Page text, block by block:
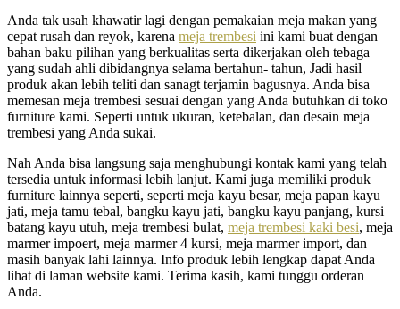
Anda tak usah khawatir lagi dengan pemakaian meja makan yang
cepat rusah dan reyok, karena meja trembesi ini kami buat dengan
bahan baku pilihan yang berkualitas serta dikerjakan oleh tebaga
yang sudah ahli dibidangnya selama bertahun- tahun, Jadi hasil
produk akan lebih teliti dan sanagt terjamin bagusnya. Anda bisa
memesan meja trembesi sesuai dengan yang Anda butuhkan di toko
furniture kami. Seperti untuk ukuran, ketebalan, dan desain meja
trembesi yang Anda sukai.
Nah Anda bisa langsung saja menghubungi kontak kami yang telah
tersedia untuk informasi lebih lanjut. Kami juga memiliki produk
furniture lainnya seperti, seperti meja kayu besar, meja papan kayu
jati, meja tamu tebal, bangku kayu jati, bangku kayu panjang, kursi
batang kayu utuh, meja trembesi bulat, meja trembesi kaki besi, meja
marmer impoert, meja marmer 4 kursi, meja marmer import, dan
masih banyak lahi lainnya. Info produk lebih lengkap dapat Anda
lihat di laman website kami. Terima kasih, kami tunggu orderan
Anda.